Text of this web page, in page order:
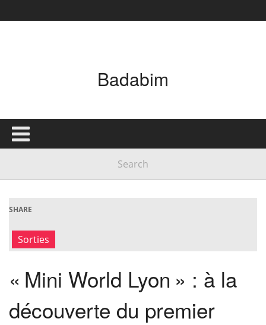
Badabim
SHARE
Sorties
« Mini World Lyon » : à la
découverte du premier